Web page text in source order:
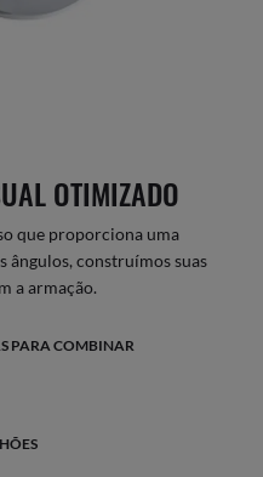
OTIMIZADO
que proporciona uma
ângulos, construímos suas
a armação.
PARA COMBINAR